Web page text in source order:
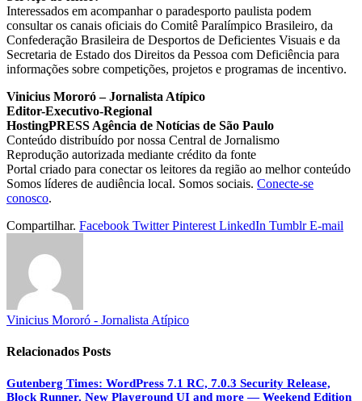
Interessados em acompanhar o paradesporto paulista podem
consultar os canais oficiais do Comitê Paralímpico Brasileiro, da
Confederação Brasileira de Desportos de Deficientes Visuais e da
Secretaria de Estado dos Direitos da Pessoa com Deficiência para
informações sobre competições, projetos e programas de incentivo.
Vinicius Mororó – Jornalista Atípico
Editor-Executivo-Regional
HostingPRESS Agência de Notícias de São Paulo
Conteúdo distribuído por nossa Central de Jornalismo
Reprodução autorizada mediante crédito da fonte
Portal criado para conectar os leitores da região ao melhor conteúdo
Somos líderes de audiência local. Somos sociais. Conecte-se
conosco.
Compartilhar. Facebook Twitter Pinterest LinkedIn Tumblr E-mail
Vinicius Mororó - Jornalista Atípico
Relacionados Posts
Gutenberg Times: WordPress 7.1 RC, 7.0.3 Security Release,
Block Runner, New Playground UI and more — Weekend Edition